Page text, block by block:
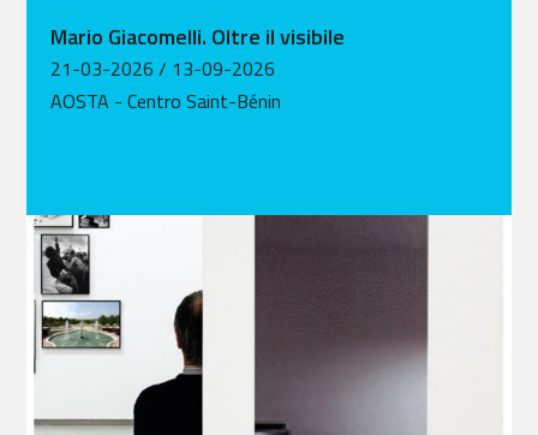
Mario Giacomelli. Oltre il visibile
21-03-2026 / 13-09-2026
AOSTA - Centro Saint-Bénin